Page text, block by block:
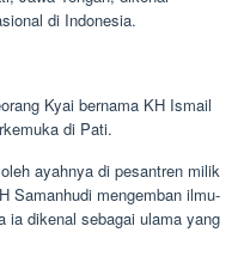
di Indonesia.
Kyai bernama KH Ismail
di Pati.
ayahnya di pesantren milik
Samanhudi mengemban ilmu-
ia dikenal sebagai ulama yang